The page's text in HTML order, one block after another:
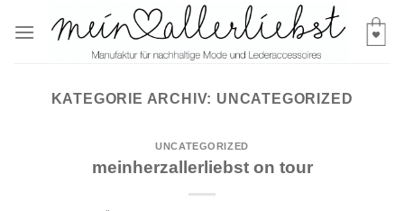
KATEGORIE ARCHIV: UNCATEGORIZED
UNCATEGORIZED
meinherzallerliebst on tour